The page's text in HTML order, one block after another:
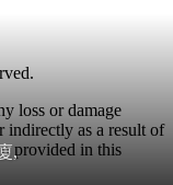
,
loss or damage
indirectly as a result of
provided in this